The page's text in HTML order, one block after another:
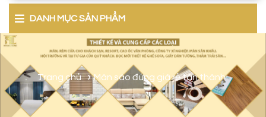
DANH MỤC SẢN PHẨM
Trang chủ Màn sáo đứng giá rẻ tân thành